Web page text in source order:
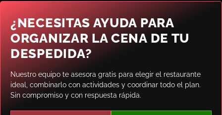
¿NECESITAS AYUDA PARA
ORGANIZAR LA CENA DE TU
DESPEDIDA?
Nuestro equipo te asesora gratis para elegir el restaurante
ideal, combinarlo con actividades y coordinar todo el plan.
Sin compromiso y con respuesta rápida.